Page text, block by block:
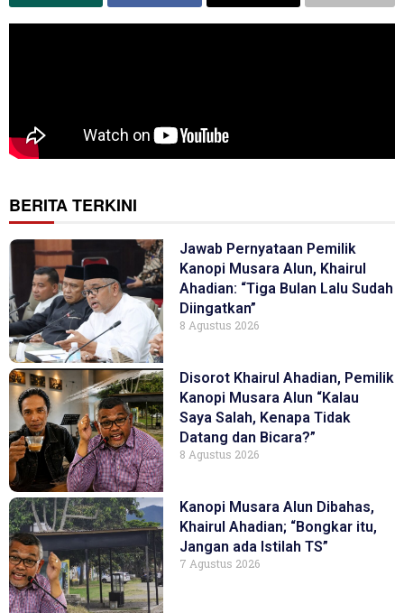
BERITA TERKINI
Jawab Pernyataan Pemilik
Kanopi Musara Alun, Khairul
Ahadian: “Tiga Bulan Lalu Sudah
Diingatkan”
8 Agustus 2026
Disorot Khairul Ahadian, Pemilik
Kanopi Musara Alun “Kalau
Saya Salah, Kenapa Tidak
Datang dan Bicara?”
8 Agustus 2026
Kanopi Musara Alun Dibahas,
Khairul Ahadian; “Bongkar itu,
Jangan ada Istilah TS”
7 Agustus 2026